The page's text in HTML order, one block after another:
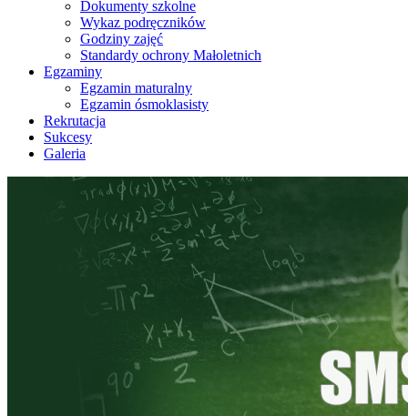
Dokumenty szkolne
Wykaz podręczników
Godziny zajęć
Standardy ochrony Małoletnich
Egzaminy
Egzamin maturalny
Egzamin ósmoklasisty
Rekrutacja
Sukcesy
Galeria